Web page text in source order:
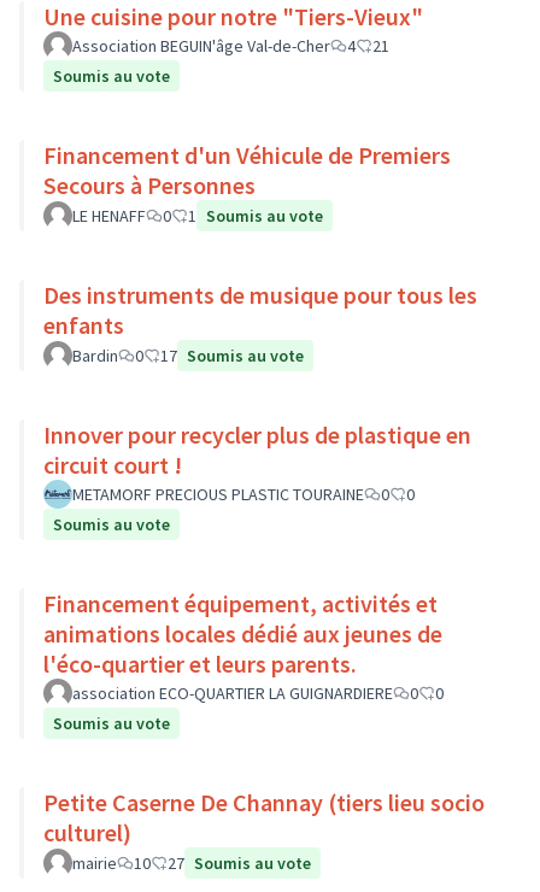
Une cuisine pour notre "Tiers-Vieux"
Association BEGUIN'âge Val-de-Cher 4
21
Soumis au vote
Financement d'un Véhicule de Premiers
Secours à Personnes
LE HENAFF 0 1 Soumis au vote
Des instruments de musique pour tous les
enfants
Bardin 0 17 Soumis au vote
Innover pour recycler plus de plastique en
circuit court !
METAMORF PRECIOUS PLASTIC TOURAINE 0
0
Soumis au vote
Financement équipement, activités et
animations locales dédié aux jeunes de
l'éco-quartier et leurs parents.
association ECO-QUARTIER LA GUIGNARDIERE 0
0
Soumis au vote
Petite Caserne De Channay (tiers lieu socio
culturel)
mairie 10 27 Soumis au vote